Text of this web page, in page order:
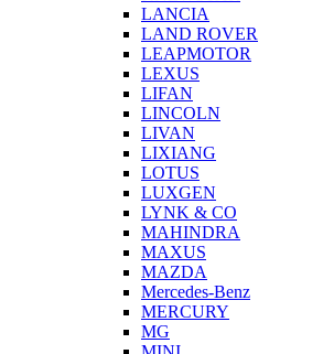
LANCIA
LAND ROVER
LEAPMOTOR
LEXUS
LIFAN
LINCOLN
LIVAN
LIXIANG
LOTUS
LUXGEN
LYNK & CO
MAHINDRA
MAXUS
MAZDA
Mercedes-Benz
MERCURY
MG